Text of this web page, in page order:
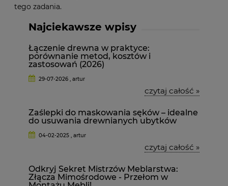
tego zadania.
Najciekawsze wpisy
Łączenie drewna w praktyce:
porównanie metod, kosztów i
zastosowań (2026)
29-07-2026 , artur
czytaj całość »
Zaślepki do maskowania sęków – idealne
do usuwania drewnianych ubytków
04-02-2025 , artur
czytaj całość »
Odkryj Sekret Mistrzów Meblarstwa:
Złącza Mimośrodowe - Przełom w